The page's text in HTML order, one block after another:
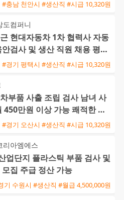
#충남 천안시 #생산직 #시급 10,320원
도컴퍼니
현대자동차 1차 협력사 자동
검사 및 생산 직원 채용 평택
행
#경기 평택시 #생산직 #시급 10,320원
부품 사출 조립 검사 남녀 사
450만원 이상 가능 쾌적한 환
제공
#경기 오산시 #생산직 #시급 10,320원
리아엠에스
업단지 플라스틱 부품 검사 및
집 주급 정산 가능
기 수원시 #생산직 #월급 4,500,000원